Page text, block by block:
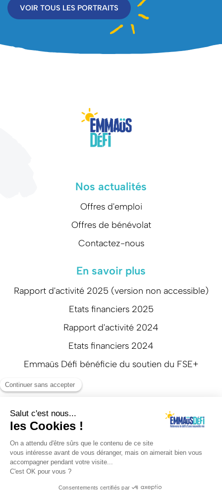
VOIR TOUS LES PORTRAITS
Nos actualités
Offres d'emploi
Offres de bénévolat
Contactez-nous
En savoir plus
Rapport d'activité 2025 (version non accessible)
Etats financiers 2025
Rapport d'activité 2024
Etats financiers 2024
Emmaüs Défi bénéficie du soutien du FSE+
Mentions légales
Politique de confidentialité
Réalisation: Agence web Beyonds